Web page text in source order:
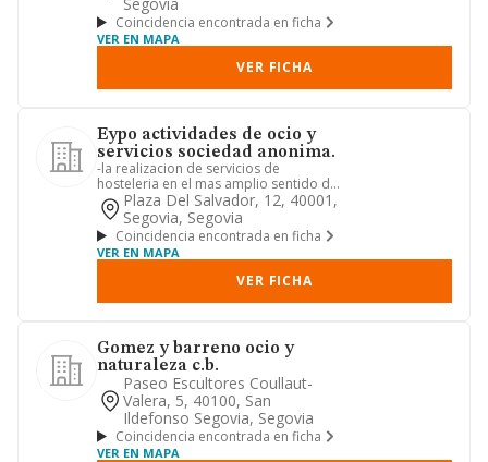
Coincidencia encontrada en ficha
VER EN MAPA
VER FICHA
Eypo actividades de ocio y
servicios sociedad anonima.
-la realizacion de servicios de
hosteleria en el mas amplio sentido de
la palabra desarrollado como...
Plaza Del Salvador, 12, 40001,
Segovia, Segovia
Coincidencia encontrada en ficha
VER EN MAPA
VER FICHA
Gomez y barreno ocio y
naturaleza c.b.
Paseo Escultores Coullaut-
Valera, 5, 40100, San
Ildefonso Segovia, Segovia
Coincidencia encontrada en ficha
VER EN MAPA